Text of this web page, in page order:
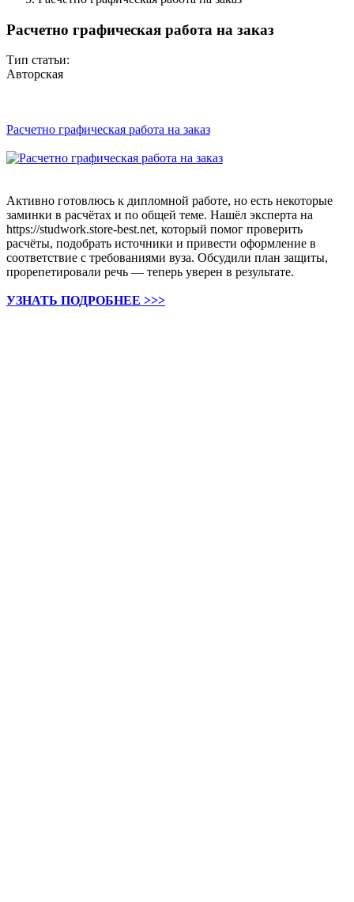
Расчетно графическая работа на заказ
Тип статьи:
Авторская
Расчетно графическая работа на заказ
Активно готовлюсь к дипломной работе, но есть некоторые
заминки в расчётах и по общей теме. Нашёл эксперта на
https://studwork.store-best.net, который помог проверить
расчёты, подобрать источники и привести оформление в
соответствие с требованиями вуза. Обсудили план защиты,
прорепетировали речь — теперь уверен в результате.
УЗНАТЬ ПОДРОБНЕЕ >>>